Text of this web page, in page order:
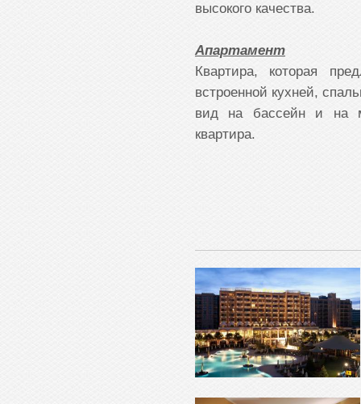
высокого качества.
Апартамент
Квартира, которая
встроенной кухней,
вид на бассейн и на
квартира.